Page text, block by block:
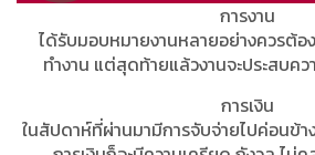
การงาน
ได้รับมอบหมายงานหลายอย่างควรต้อ
ทำงาน แต่สุดท้ายแล้วงานจะประสบค
การเงิน
ในสัปดาห์ที่ผ่านมามีการจับจ่ายไปค่อนข้า